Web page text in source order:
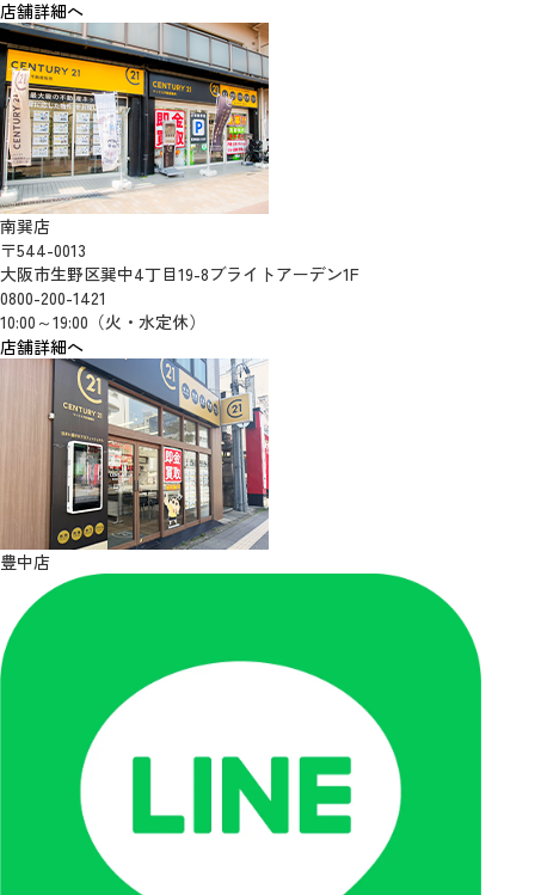
店舗詳細へ
南巽店
〒544-0013
大阪市生野区巽中4丁目19-8ブライトアーデン1F
0800-200-1421
10:00～19:00（火・水定休）
店舗詳細へ
豊中店